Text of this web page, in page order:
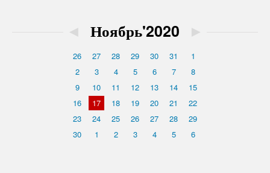
◄ Ноябрь'2020 ►
26 27 28 29 30 31
1
2
3 4 5 6 7
8
9
10 11 12 13 14
15
16
17 18 19 20 21
22
23
24 25 26 27 28
29
30
1 2 3 4 5 6